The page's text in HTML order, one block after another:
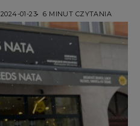
2024-01-23 6 MINUT CZYTANIA